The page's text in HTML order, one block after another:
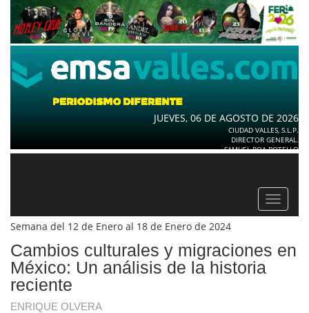
JUEVES, 06 DE AGOSTO DE 2026
CIUDAD VALLES, S.L.P.
DIRECTOR GENERAL.
SAMUEL ROA BOTELLO
Toggle
Semana del 12 de Enero al 18 de Enero de 2024
Cambios culturales y migraciones en
México: Un análisis de la historia
reciente
ENRIQUE OLVERA